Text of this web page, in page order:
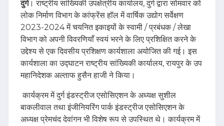
दुर्ग। राष्ट्रीय सांख्यिकी उपक्षेत्रीय कार्यालय, दुर्ग द्वारा सोमवार को
लोक निर्माण विभाग के कांफ्रेंस हॉल में वार्षिक उद्योग सर्वेक्षण
2023-2024 में चयनित इकाइयों के स्वामी / प्रबंधक / लेखा
विभाग को अपनी विवरणियाँ स्वयं भरने के लिए प्रशिक्षित करने के
उद्देश्य से एक दिवसीय प्रशिक्षण कार्यशाला अयोजित की गई। इस
कार्यशाला का उद्घाटन राष्ट्रीय सांख्यिकी कार्यालय, रायपुर के उप
महानिदेशक अल्ताफ हुसैन हाजी ने किया।
कार्यक्रम में दुर्ग इंडस्ट्रीज एसोसिएशन के अध्यक्ष सुशील
बाकलीवाल तथा इंजीनियरिंग पार्क इंडस्ट्रीज एसोसिएशन के
अध्यक्ष प्रेमचंद देवांगन भी विशेष रूप से उपस्थित थे। कार्यक्रम में